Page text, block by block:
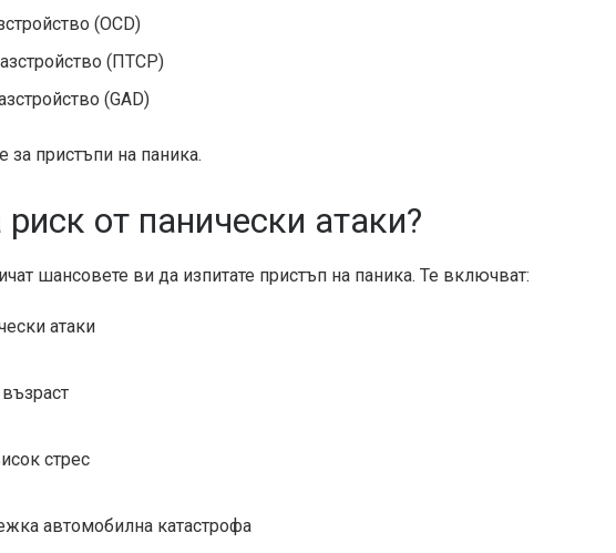
(OCD)
(ПТСР)
(GAD)
пристъпи на паника.
от панически атаки?
шансовете ви да изпитате пристъп на паника. Те включват:
атаки
стрес
автомобилна катастрофа